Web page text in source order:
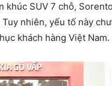
khúc SUV 7 chỗ,
nhiên, yếu tố này
khách hàng Việt Nam.